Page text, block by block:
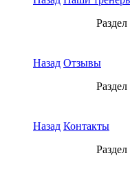
Назад Отзывы
Назад Контакты